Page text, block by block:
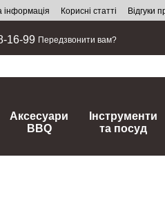
інформація Корисні статті Відгуки
16-99 Передзвонити вам?
Аксесуари
BBQ
Інструменти
та посуд